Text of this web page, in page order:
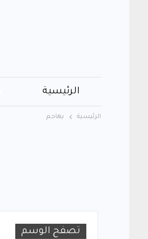
الرئيسية
الرئيسية يهاجم
تصفح الوسم